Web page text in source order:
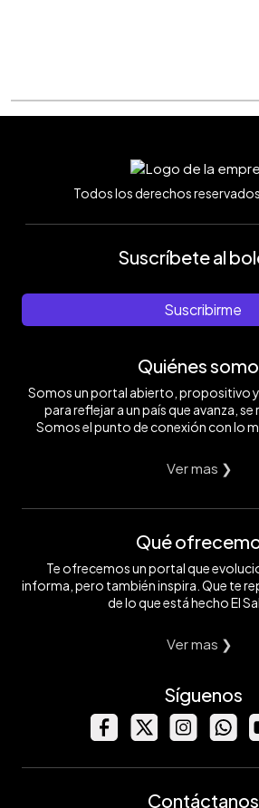
Todos los derechos
Suscríbete al
Suscribirme
Quiénes
Somos un portal abierto, propositivo
para reflejar a un país que avanza, se
Somos el punto de conexión con lo
Ver mas ❯
Qué
Te ofrecemos un portal que
informa, pero también inspira. Que te
de lo que está hecho El
Ver mas ❯
Síguenos
Contáctanos